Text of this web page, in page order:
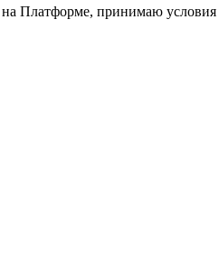
на Платформе, принимаю условия